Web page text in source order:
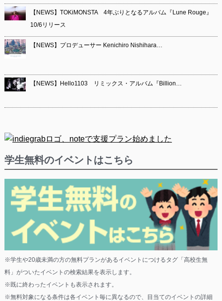
【NEWS】TOKiMONSTA 4年ぶりとなるアルバム『Lune Rouge』
10/6リリース
【NEWS】プロデューサー Kenichiro Nishihara…
【NEWS】Hello1103 リミックス・アルバム『Billion…
学生無料のイベントはこちら
※学生や20歳未満の方の無料プランがあるイベントにつけるタグ「高校生無
料」がついたイベントの検索結果を表示します。
※既に終わったイベントも表示されます。
※無料対象になる条件は各イベント毎に異なるので、目当てのイベントの詳細